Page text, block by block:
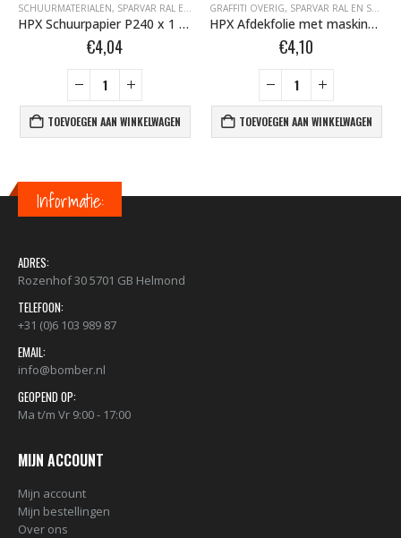
,TAPE- EN AFDEKMATERIALEN
SCHUURMATERIALEN, SPARVAR RAL EN SPECIALE SPRAY
HPX Schuurpapier P240 x 1 / P400 x 2 / P600 x 1
€4,04
TOEVOEGEN AAN WINKELWAGEN
GRAFFITI OVERIG, SPARVAR RAL EN SPECIALE SPRAY
HPX Afdekfolie met masking tape 550mm X 33m PM5533
€4,10
TOEVOEGEN AAN WINKELWAGEN
Informatie:
ADRES:
Rozenhof 30 5701 GB Helmond
TELEFOON:
+31 (0)6 103 989 87
EMAIL:
info@bomber.nl
GEOPEND OP:
Ma t/m Vr 9:00 - 17:00
MIJN ACCOUNT
Mijn account
Mijn bestellingen
Over ons